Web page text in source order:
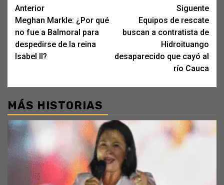
Post
navigation
Anterior
Meghan Markle: ¿Por qué
no fue a Balmoral para
despedirse de la reina
Isabel II?
Siguente
Equipos de rescate
buscan a contratista de
Hidroituango
desaparecido que cayó al
río Cauca
MÁS HISTORIAS